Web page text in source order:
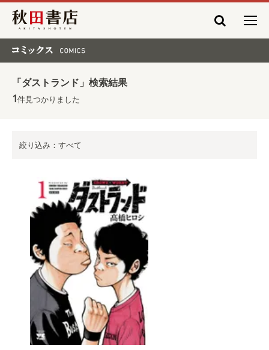
秋田書店
「ダストランド」検索結果
1件見つかりました
絞り込み：すべて